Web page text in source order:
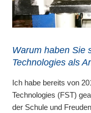
Warum haben Sie
Technologies als
Ich habe bereits von
Technologies (FST)
der Schule und